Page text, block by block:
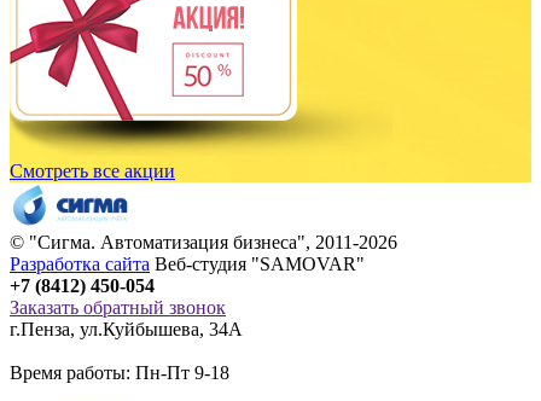
Смотреть все акции
© "Сигма. Автоматизация бизнеса", 2011-2026
Разработка сайта Веб-студия "SAMOVAR"
+7 (8412) 450-054
Заказать обратный звонок
г.Пенза, ул.Куйбышева, 34А
Время работы: Пн-Пт 9-18